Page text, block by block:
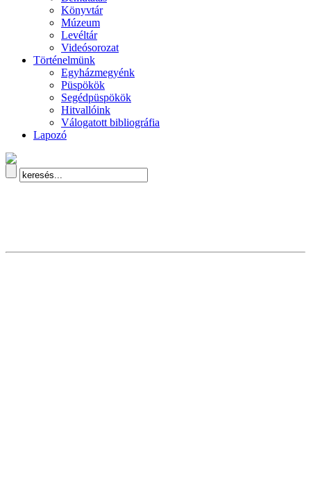
Könyvtár
Múzeum
Levéltár
Videósorozat
Történelmünk
Egyházmegyénk
Püspökök
Segédpüspökök
Hitvallóink
Válogatott bibliográfia
Lapozó